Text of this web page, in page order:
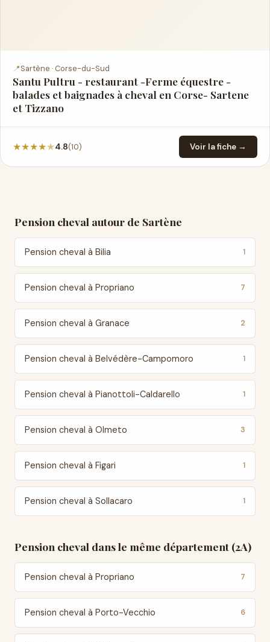
📍Sartène · Corse-du-Sud
Santu Pultru - restaurant -Ferme équestre -
balades et baignades à cheval en Corse- Sartene
et Tizzano
★★★★★4.8(10) Voir la fiche →
Pension cheval autour de Sartène
Pension cheval à Bilia 1
Pension cheval à Propriano 7
Pension cheval à Granace 2
Pension cheval à Belvédère-Campomoro 1
Pension cheval à Pianottoli-Caldarello 1
Pension cheval à Olmeto 3
Pension cheval à Figari 1
Pension cheval à Sollacaro 1
Pension cheval dans le même département (2A)
Pension cheval à Propriano 7
Pension cheval à Porto-Vecchio 6